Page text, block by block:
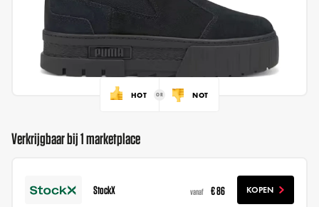
HOT NOT
Verkrijgbaar bij 1 marketplace
StockX vanaf € 86 KOPEN